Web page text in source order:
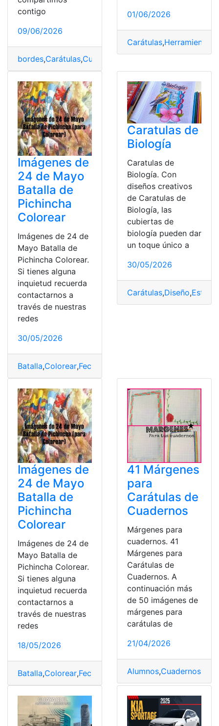
contigo
09/06/2026
bordes,Carátulas,Cuadernos
01/06/2026
Carátulas,Herramientas
Imágenes de
24 de Mayo
Batalla de
Pichincha
Colorear
Imágenes de 24 de
Mayo Batalla de
Pichincha Colorear.
Si tienes alguna
inquietud recuerda
contactarnos a
través de nuestras
redes
30/05/2026
Batalla,Colorear,Fechas cívicas
Caratulas de
Biología
Caratulas de
Biología. Con
diseños creativos
de Caratulas de
Biología, las
cubiertas de
biología pueden dar
un toque único a
30/05/2026
Carátulas,Diseño,
Imágenes de
24 de Mayo
Batalla de
Pichincha
Colorear
Imágenes de 24 de
Mayo Batalla de
Pichincha Colorear.
Si tienes alguna
inquietud recuerda
contactarnos a
través de nuestras
redes
18/05/2026
Batalla,Colorear,Fechas cívicas,Imágenes,Pichincha
41 Márgenes
para
Carátulas de
Cuadernos
Márgenes para
cuadernos. 41
Márgenes para
Carátulas de
Cuadernos. A
continuación más
de 50 imágenes de
márgenes para
carátulas de
21/04/2026
Alumnos,Cuadernos